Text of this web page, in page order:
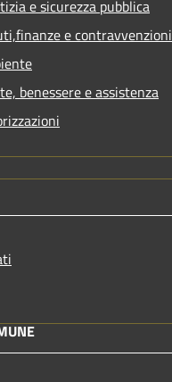
e sicurezza pubblica
e contravvenzioni
benessere e assistenza